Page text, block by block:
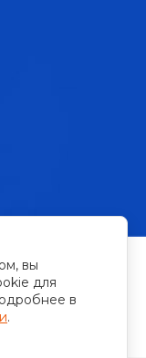
вы
для
в
.